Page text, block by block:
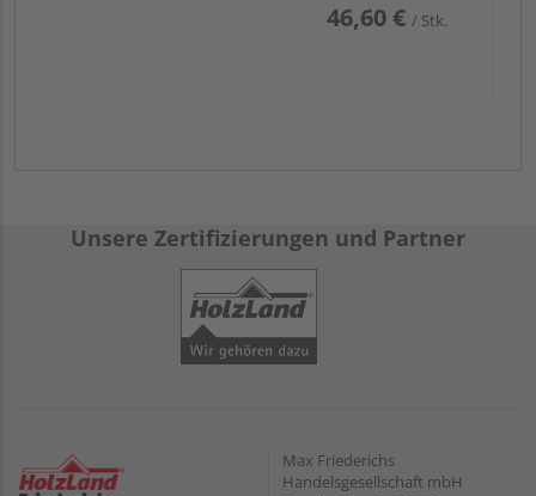
46,60 € / Stk.
Unsere Zertifizierungen und Partner
Max Friederichs
Handelsgesellschaft mbH